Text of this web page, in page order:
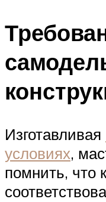
Изготавливая
условиях,
помнить, что